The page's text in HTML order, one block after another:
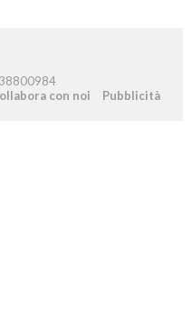
con noi
Pubblicità